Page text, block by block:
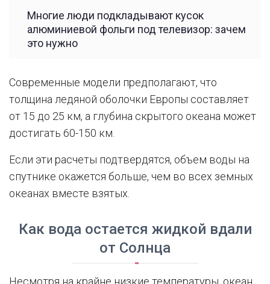
Многие люди подкладывают кусок
алюминиевой фольги под телевизор: зачем
это нужно
Современные модели предполагают, что
толщина ледяной оболочки Европы составляет
от 15 до 25 км, а глубина скрытого океана может
достигать 60-150 км.
Если эти расчеты подтвердятся, объем воды на
спутнике окажется больше, чем во всех земных
океанах вместе взятых.
Как вода остается жидкой вдали
от Солнца
Несмотря на крайне низкие температуры, океан